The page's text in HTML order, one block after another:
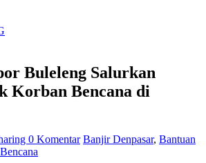
Buleleng Salurkan
Korban Bencana di
0 Komentar Banjir Denpasar, Bantuan